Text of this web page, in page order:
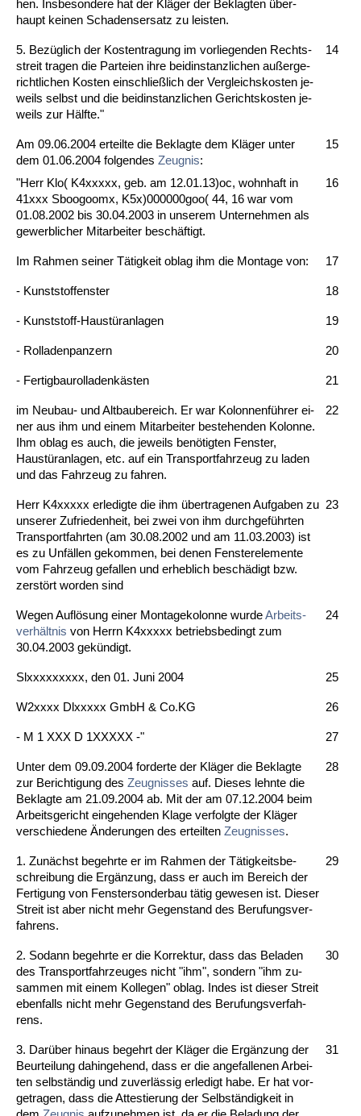
hen. Ins­be­son­de­re hat der Kläger der Be­klag­ten über­
haupt kei­nen Scha­dens­er­satz zu leis­ten.
5. Bezüglich der Kos­ten­tra­gung im vor­lie­gen­den Rechts­
streit tra­gen die Par­tei­en ih­re beid­in­stanz­li­chen außer­ge­
richt­li­chen Kos­ten ein­sch­ließlich der Ver­gleichs­kos­ten je­
weils selbst und die beid­in­stanz­li­chen Ge­richts­kos­ten je­
weils zur Hälf­te."
14
Am 09.06.2004 er­teil­te die Be­klag­te dem Kläger un­ter
dem 01.06.2004 fol­gen­des Zeug­nis:
15
"Herr Klo( K4xxxxx, geb. am 12.01.13)oc, wohn­haft in
41xxx Sboo­goomx, K5x)000000goo( 44, 16 war vom
01.08.2002 bis 30.04.2003 in un­se­rem Un­ter­neh­men als
ge­werb­li­cher Mit­ar­bei­ter beschäftigt.
16
Im Rah­men sei­ner Tätig­keit ob­lag ihm die Mon­ta­ge von: 17
- Kunst­stof­fens­ter 18
- Kunst­stoff-Haustüran­la­gen 19
- Rol­la­den­pan­zern 20
- Fer­tig­bau­rol­la­denkästen 21
im Neu­bau- und Alt­bau­be­reich. Er war Ko­lon­nenführer ei­
ner aus ihm und ei­nem Mit­ar­bei­ter be­ste­hen­den Ko­lon­ne.
Ihm ob­lag es auch, die je­weils benötig­ten Fens­ter,
Haustüran­la­gen, etc. auf ein Trans­port­fahr­zeug zu la­den
und das Fahr­zeug zu fah­ren.
22
Herr K4xxxxx er­le­dig­te die ihm über­tra­ge­nen Auf­ga­ben zu
un­se­rer Zu­frie­den­heit, bei zwei von ihm durch­geführ­ten
Trans­port­fahr­ten (am 30.08.2002 und am 11.03.2003) ist
es zu Unfällen ge­kom­men, bei de­nen Fens­ter­ele­men­te
vom Fahr­zeug ge­fal­len und er­heb­lich beschädigt bzw.
zerstört wor­den sind
23
We­gen Auflösung ei­ner Mon­ta­ge­ko­lon­ne wur­deAr­beits­
verhält­nis von Herrn K4xxxxx be­triebs­be­dingt zum
30.04.2003 gekündigt.
24
Slxxxxxxxxx, den 01. Ju­ni 2004 25
W2xxxx Dlxxxxx GmbH & Co.KG 26
- M 1 XXX D 1XXXXX -" 27
Un­ter dem 09.09.2004 for­der­te der Kläger die Be­klag­te
zur Be­rich­ti­gung des Zeug­nis­ses auf. Die­ses lehn­te die
Be­klag­te am 21.09.2004 ab. Mit der am 07.12.2004 beim
Ar­beits­ge­richt ein­ge­hen­den Kla­ge ver­folg­te der Kläger
ver­schie­de­ne Ände­run­gen des er­teil­ten Zeug­nis­ses.
28
1. Zunächst be­gehr­te er im Rah­men der Tätig­keits­be­
schrei­bung die Ergänzung, dass er auch im Be­reich der
Fer­ti­gung von Fens­ter­son­der­bau tätig ge­we­sen ist. Die­ser
Streit ist aber nicht mehr Ge­gen­stand des Be­ru­fungs­ver­
fah­rens.
29
2. So­dann be­gehr­te er die Kor­rek­tur, dass das Be­la­den
des Trans­port­fahr­zeu­ges nicht "ihm", son­dern "ihm zu­
sam­men mit ei­nem Kol­le­gen" ob­lag. In­des ist die­ser Streit
eben­falls nicht mehr Ge­gen­stand des Be­ru­fungs­ver­fah­
rens.
30
3. Darüber hin­aus be­gehrt der Kläger die Ergänzung der
Be­ur­tei­lung da­hin­ge­hend, dass er die an­ge­fal­le­nen Ar­bei­
ten selbständig und zu­verlässig er­le­digt ha­be. Er hat vor­
ge­tra­gen, dass die At­tes­tie­rung der Selbständig­keit in
31